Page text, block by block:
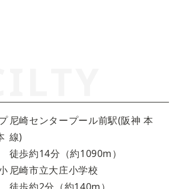
尼崎センタープール前駅(阪神 本
線)
徒歩約14分（約1090m）
尼崎市立大庄小学校